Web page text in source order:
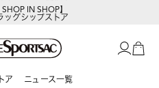
IN SHOP】
グシップストア
ア
ニュース一覧